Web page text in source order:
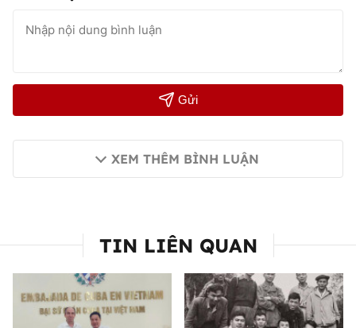
Gửi
XEM THÊM BÌNH LUẬN
TIN LIÊN QUAN